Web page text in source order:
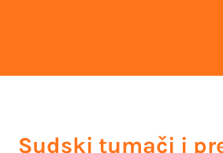
Sudski tumači i